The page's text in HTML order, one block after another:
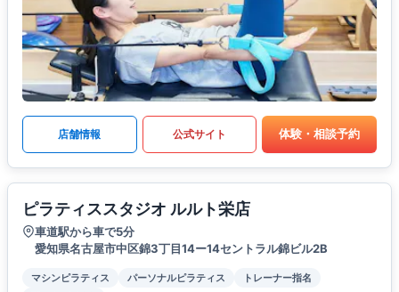
店舗情報 公式サイト 体験・相談予約
ピラティススタジオ ルルト栄店
車道駅から車で5分
愛知県名古屋市中区錦3丁目14ー14セントラル錦ビル2B
マシンピラティス パーソナルピラティス
トレーナー指名